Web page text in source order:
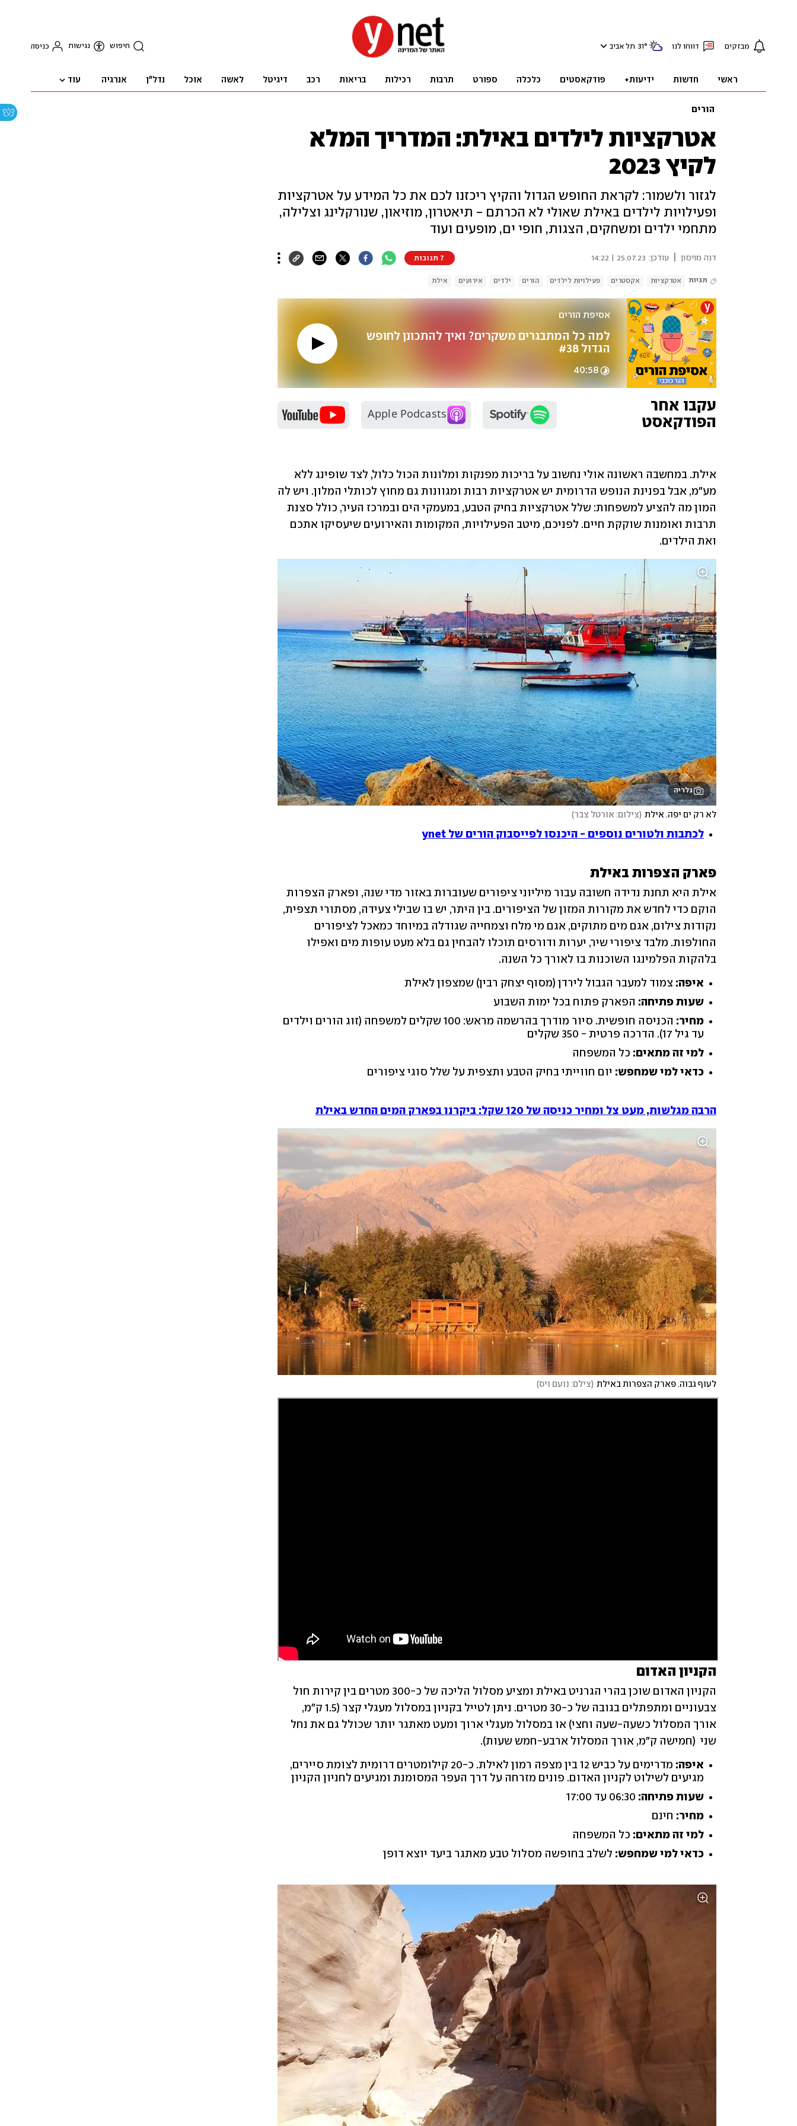
מבזקים דווחו לנו 31° תל אביב חיפוש נגישות כניסה
ראשי חדשות ידיעות+ פודקאסטים כלכלה ספורט תרבות רכילות בריאות רכב דיגיטל לאשה אוכל נדל"ן אנרגיה עוד
הורים
אטרקציות לילדים באילת: המדריך המלא
לקיץ 2023
לגזור ולשמור: לקראת החופש הגדול והקיץ ריכזנו לכם את כל המידע על אטרקציות
ופעילויות לילדים באילת שאולי לא הכרתם - תיאטרון, מוזיאון, שנורקלינג וצלילה,
מתחמי ילדים ומשחקים, הצגות, חופי ים, מופעים ועוד
דנה מויסון עודכן: 25.07.23 | 14:22 7 תגובות
תגיות אטרקציות אקסטרים פעילויות לילדים הורים ילדים אירועים אילת
אסיפת הורים
הגדול #38
40:58
הפודקאסט
ואת הילדים.
גלריה
לא רק ים יפה. אילת (צילום: אורטל צבר)
לכתבות ולטורים נוספים - היכנסו לפייסבוק הורים של ynet
פארק הצפרות באילת
בלהקות הפלמינגו השוכנות בו לאורך כל השנה.
איפה: צמוד למעבר הגבול לירדן (מסוף יצחק רבין) שמצפון לאילת
שעות פתיחה: הפארק פתוח בכל ימות השבוע
מחיר:
הכניסה חופשית. סיור מודרך בהרשמה מראש: 100 שקלים למשפחה (זוג הורים וילדים
עד גיל 17). הדרכה פרטית - 350 שקלים
למי זה מתאים: כל המשפחה
כדאי למי שמחפש: יום חווייתי בחיק הטבע ותצפית על שלל סוגי ציפורים
הרבה מגלשות, מעט צל ומחיר כניסה של 120 שקל: ביקרנו בפארק המים החדש באילת
לעוף גבוה. פארק הצפרות באילת (צילם: נועם ויס)
הקניון האדום
שני  (חמישה ק"מ, אורך המסלול ארבע-חמש שעות).
איפה:
מדרימים על כביש 12 בין מצפה רמון לאילת. כ-20 קילומטרים דרומית לצומת סיירים,
מגיעים לשילוט לקניון האדום. פונים מזרחה על דרך העפר המסומנת ומגיעים לחניון הקניון
שעות פתיחה:
מחיר: חינם
למי זה מתאים: כל המשפחה
כדאי למי שמחפש: לשלב בחופשה מסלול טבע מאתגר ביעד יוצא דופן